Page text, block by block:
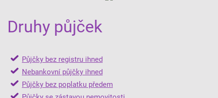
Druhy půjček
Půjčky bez registru ihned
Nebankovní půjčky ihned
Půjčky bez poplatku předem